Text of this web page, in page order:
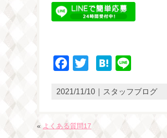
Facebook
TwitterHatena
2021/11/10｜スタッフブログ
« よくある質問17